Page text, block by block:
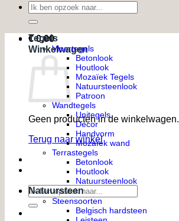
Zoeken
naar:
€0,00
Winkelwagen
Geen producten in de winkelwagen.
Terug naar winkel
Zoeken
naar:
Tegels
Vloertegels
Betonlook
Houtlook
Mozaïek Tegels
Natuursteenlook
Patroon
Wandtegels
Unitegels
Decor
Handvorm
Mozaïek wand
Terrastegels
Betonlook
Houtlook
Natuursteenlook
Natuursteen
Steensoorten
Belgisch hardsteen